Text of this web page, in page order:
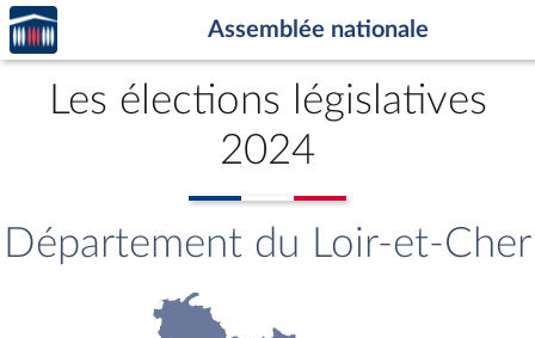
Aller au contenu
Aller en bas de la page
Accèder
à la
page
d'accueil
Assemblée nationale
Les élections législatives
2024
Département du Loir-et-Cher